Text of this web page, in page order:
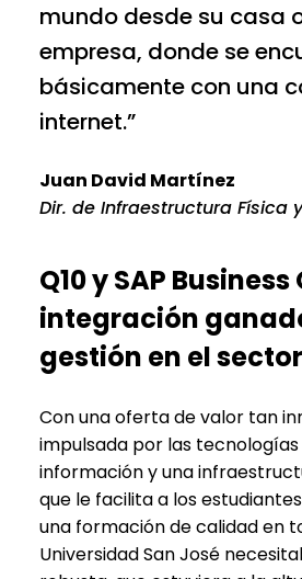
mundo desde su casa
empresa, donde se
básicamente con una
internet.”
Juan David Martínez
Dir. de Infraestructura Física
Q10 y SAP
integración
gestión en el
Con una oferta de valor tan
impulsada por las tecnologías
información y una
que le facilita a los
una formación de calidad en
Universidad San José